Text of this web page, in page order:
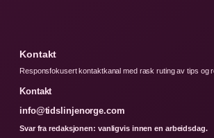
Kontakt
Responsfokusert kontaktkanal med rask ruting av tips og
Kontakt
info@tidslinjenorge.com
Svar fra redaksjonen: vanligvis innen en arbeidsdag.